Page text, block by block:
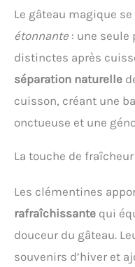
Le gâteau magique
étonnante : une seule
distinctes après
séparation naturelle
cuisson, créant une
onctueuse et une
La touche de
Les clémentines
rafraîchissante qui
douceur du gâteau.
souvenirs d’hiver et